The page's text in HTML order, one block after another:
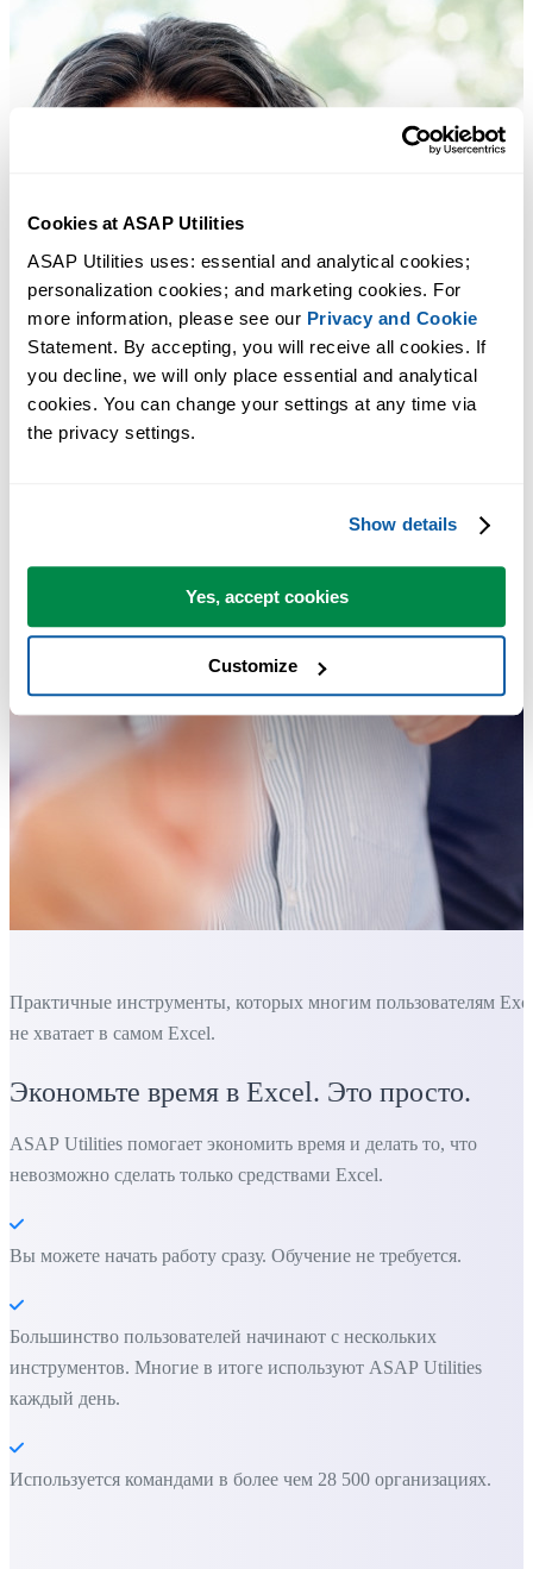
Cookies at ASAP Utilities
ASAP Utilities uses: essential and analytical cookies;
personalization cookies; and marketing cookies. For
more information, please see our Privacy and Cookie
Statement. By accepting, you will receive all cookies. If
you decline, we will only place essential and analytical
cookies. You can change your settings at any time via
the privacy settings.
Show details
Yes, accept cookies
Customize
Практичные инструменты, которых многим пользователям
не хватает в самом Excel.
Экономьте время в Excel. Это просто.
ASAP Utilities помогает экономить время и делать то, что
невозможно сделать только средствами Excel.
Вы можете начать работу сразу. Обучение не требуется.
Большинство пользователей начинают с нескольких
инструментов. Многие в итоге используют ASAP Utilities
каждый день.
Используется командами в более чем 28 500 организациях.